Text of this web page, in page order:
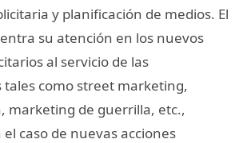
y planificación de medios. El
su atención en los nuevos
al servicio de las
tales como street marketing,
marketing de guerrilla, etc.,
caso de nuevas acciones